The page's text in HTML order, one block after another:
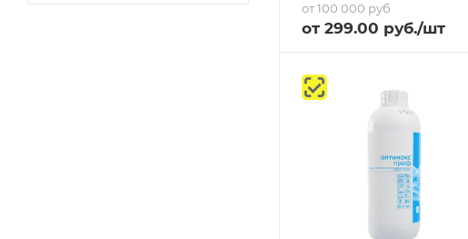
от 100 000 руб
от 299.00 руб./шт